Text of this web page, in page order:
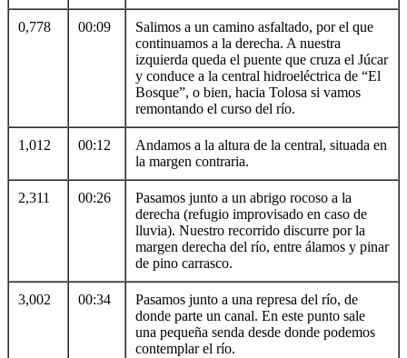
0,778 00:09
Salimos a un camino asfaltado, por el que
continuamos a la derecha. A nuestra
izquierda queda el puente que cruza el Júcar
y conduce a la central hidroeléctrica de “El
Bosque”, o bien, hacia Tolosa si vamos
remontando el curso del río.
1,012 00:12
Andamos a la altura de la central, situada en
la margen contraria.
2,311 00:26
Pasamos junto a un abrigo rocoso a la
derecha (refugio improvisado en caso de
lluvia). Nuestro recorrido discurre por la
margen derecha del río, entre álamos y pinar
de pino carrasco.
3,002 00:34
Pasamos junto a una represa del río, de
donde parte un canal. En este punto sale
una pequeña senda desde donde podemos
contemplar el río.